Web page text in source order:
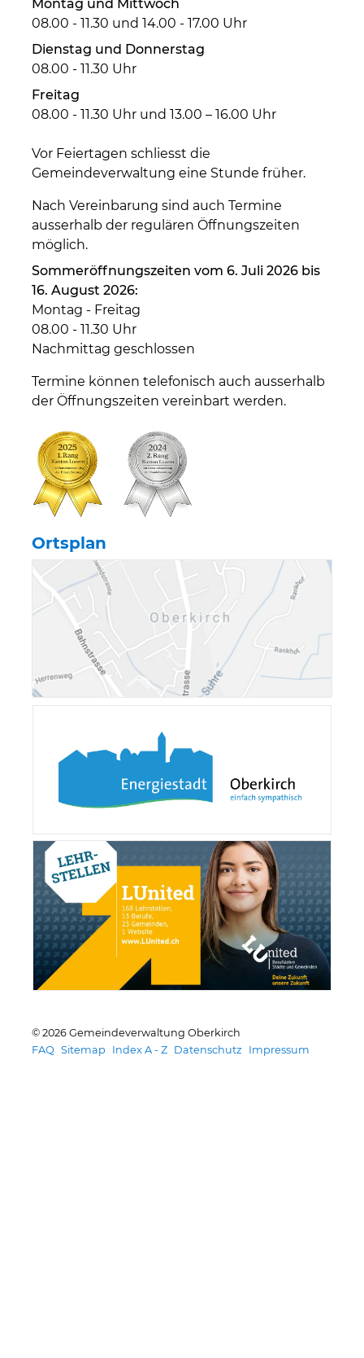
Montag und Mittwoch
08.00 - 11.30 und 14.00 - 17.00 Uhr
Dienstag und Donnerstag
08.00 - 11.30 Uhr
Freitag
08.00 - 11.30 Uhr und 13.00 – 16.00 Uhr
Vor Feiertagen schliesst die
Gemeindeverwaltung eine Stunde früher.
Nach Vereinbarung sind auch Termine
ausserhalb der regulären Öffnungszeiten
möglich.
Sommeröffnungszeiten vom 6. Juli 2026 bis
16. August 2026:
Montag - Freitag
08.00 - 11.30 Uhr
Nachmittag geschlossen
Termine können telefonisch auch ausserhalb
der Öffnungszeiten vereinbart werden.
Ortsplan
© 2026 Gemeindeverwaltung Oberkirch
Toolbar
FAQ Sitemap Index A - Z Datenschutz Impressum